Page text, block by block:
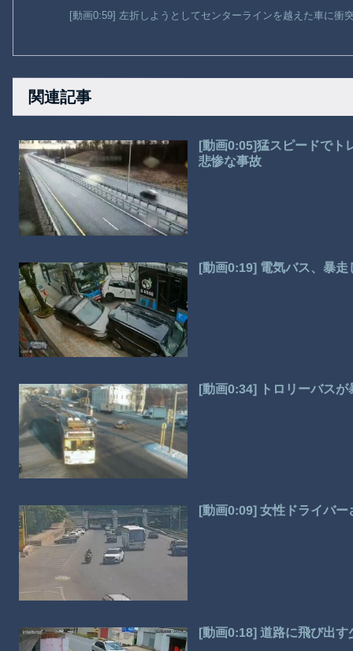
[動画0:59] 左折しようとしてセンターラインを越えた車に衝
関連記事
[動画0:05]猛スピードでト
悲惨な事故
[動画0:19] 電気バス、暴走
[動画0:34] トロリーバスが
[動画0:09] 女性ドライバ
[動画0:18] 道路に飛び出